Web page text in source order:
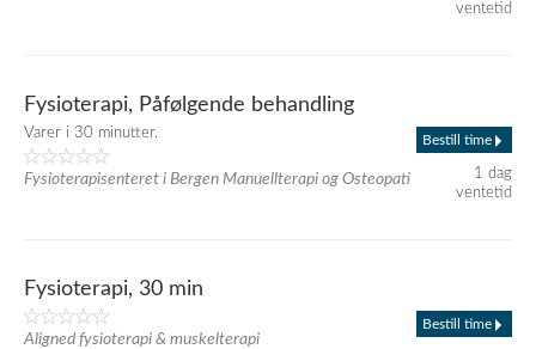
ventetid
Fysioterapi, Påfølgende behandling
Varer i 30 minutter.
Fysioterapisenteret i Bergen Manuellterapi og Osteopati
Bestill time
1 dag
ventetid
Fysioterapi, 30 min
Aligned fysioterapi & muskelterapi
Bestill time